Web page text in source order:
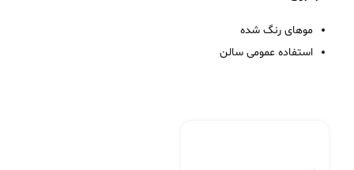
موهای رنگ ‌شده
استفاده عمومی سالن